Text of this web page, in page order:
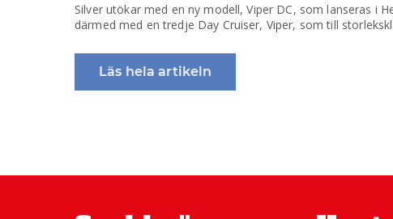
Silver utökar med en ny modell, Viper DC, som lanseras i
därmed med en tredje Day Cruiser, Viper, som till
Läs hela artikeln